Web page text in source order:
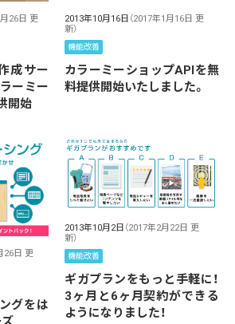
月26日 更
成サー
ラーミー
開始
2013年10月16日 （2017年1月16日 更
新）
機能改善
カラーミーショップAPIを無
料提供開始いたしました。
26日 更
グをは
2013年10月2日 （2017年2月22日 更
新）
機能改善
ギガプランをもっと手軽に！
3ヶ月と6ヶ月契約ができる
ようになりました！